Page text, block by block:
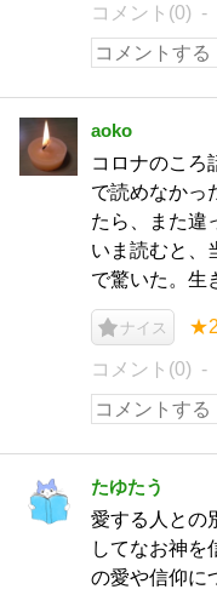
コメント(0)
aoko
コロナのころ
で読めなかっ
たら、また違
いま読むと、
で驚いた。生
ナイス
コメント(0)
たゆたう
愛する人との
してなお神を
の愛や信仰に